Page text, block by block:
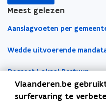
Meest gelezen
Aanslagvoeten per
Wedde uitvoerende
Decreet Lokaal Bestuur
Boekhoudfiches
Vlaanderen.be
surfervaring te